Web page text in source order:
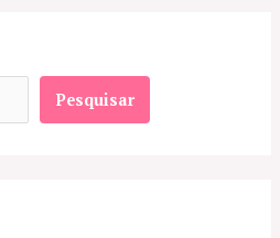
Pesquisar